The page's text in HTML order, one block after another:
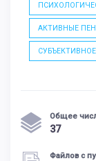
АКТИВНЫЕ
Общее
37
Файлов с